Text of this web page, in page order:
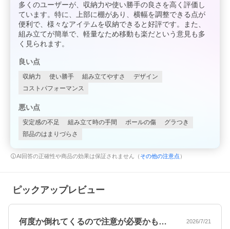
多くのユーザーが、収納力や使い勝手の良さを高く評価し
ています。特に、上部に棚があり、横幅を調整できる点が
便利で、様々なアイテムを収納できると好評です。また、
組み立てが簡単で、軽量なため移動も楽だという意見も多
く見られます。
良い点
収納力 使い勝手 組み立てやすさ
デザイン
コストパフォーマンス
悪い点
安定感の不足 組み立て時の手間 ポールの傷
グラつき
部品のはまりづらさ
AI回答の正確性や商品の効果は保証されません（ その他の注意点 ）
ピックアップレビュー
何度か倒れてくるので注意が必要かもです… 2026/7/21